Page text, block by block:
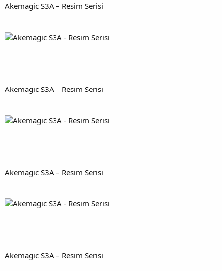
Akemagic S3A – Resim Serisi
Akemagic S3A – Resim Serisi
Akemagic S3A – Resim Serisi
Akemagic S3A – Resim Serisi